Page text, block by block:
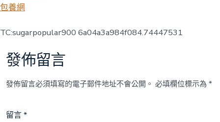
包養網
TC:sugarpopular900 6a04a3a984f084.74447531
發佈留言
發佈留言必須填寫的電子郵件地址不會公開。 必填欄位標示為*
留言*